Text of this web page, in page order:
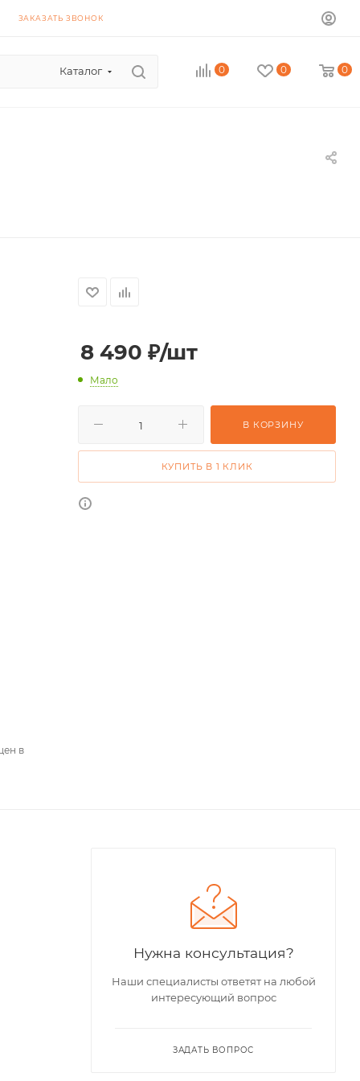
ЗАКАЗАТЬ ЗВОНОК
Каталог 0 0 0
в
8 490 ₽/шт
Мало
В КОРЗИНУ
КУПИТЬ В 1 КЛИК
Нужна консультация?
Наши специалисты ответят на любой
интересующий вопрос
ЗАДАТЬ ВОПРОС